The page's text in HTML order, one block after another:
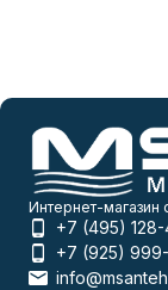
Интернет-магазин
+7 (495)
+7 (925)